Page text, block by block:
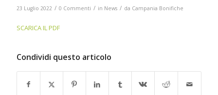
23 Luglio 2022 / 0 Commenti / in News / da Campania Bonifiche
SCARICA IL PDF
Condividi questo articolo